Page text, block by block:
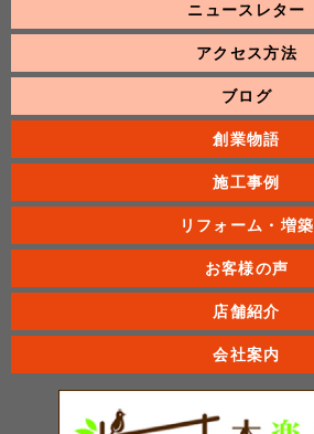
ニュースレター
アクセス方法
ブログ
創業物語
施工事例
リフォーム・増築
お客様の声
店舗紹介
会社案内